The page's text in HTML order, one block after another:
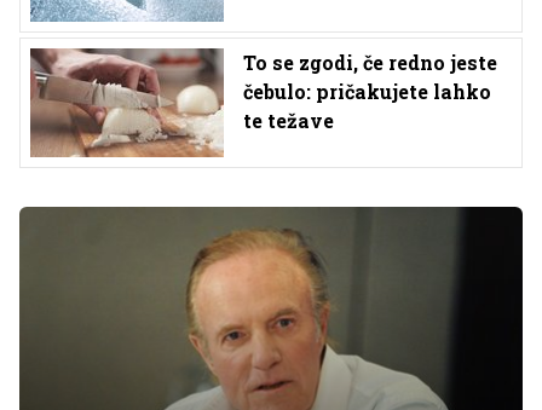
To se zgodi, če redno jeste
čebulo: pričakujete lahko
te težave